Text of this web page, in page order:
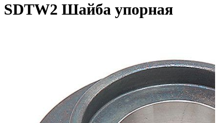
SDTW2 Шайба упорная